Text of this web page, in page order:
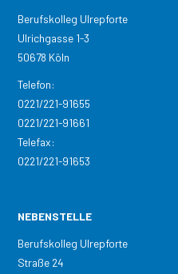
Berufskolleg Ulrepforte
Ulrichgasse 1-3
50678 Köln
Telefon:
0221/221-91655
0221/221-91661
Telefax:
0221/221-91653
NEBENSTELLE
Berufskolleg
Straße 24